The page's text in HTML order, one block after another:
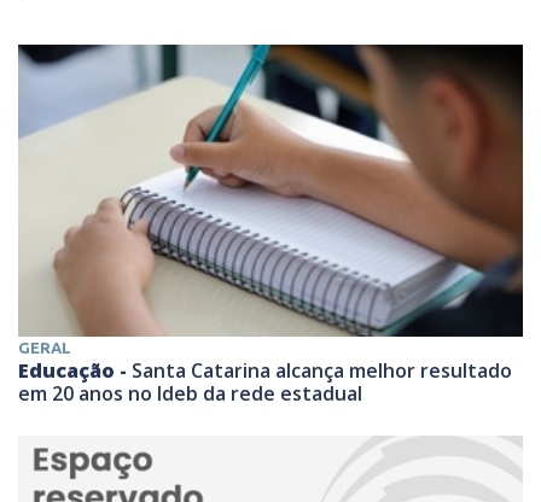
GERAL
Educação - Santa Catarina alcança melhor resultado
em 20 anos no Ideb da rede estadual